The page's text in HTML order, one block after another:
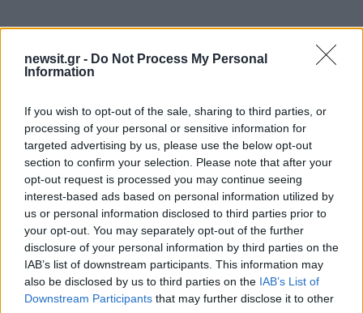
newsit.gr - Do Not Process My Personal
Information
If you wish to opt-out of the sale, sharing to third parties, or
processing of your personal or sensitive information for
targeted advertising by us, please use the below opt-out
section to confirm your selection. Please note that after your
opt-out request is processed you may continue seeing
interest-based ads based on personal information utilized by
us or personal information disclosed to third parties prior to
your opt-out. You may separately opt-out of the further
disclosure of your personal information by third parties on the
IAB’s list of downstream participants. This information may
also be disclosed by us to third parties on the IAB’s List of
Downstream Participants that may further disclose it to other
Αν τα χάσατε
Από τη θεωρία στην πράξη:
Πώς το Novibet Backend
Academy εκπαιδεύει τη νέα
γενιά engineers
Ψάθα: «Δεν υπήρξε
πρόβλημα με τα
ελικόπτερα»
Βρετανός χειριστής
Έλληνας